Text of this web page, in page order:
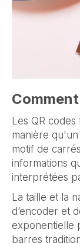
Les QR
manière
motif de
informations
interprétées
La taille et la
d’encoder et
exponentielle
barres